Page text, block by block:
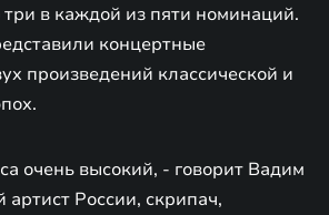
в каждой из пяти номинаций.
концертные
произведений классической и
очень высокий, - говорит Вадим
России, скрипач,